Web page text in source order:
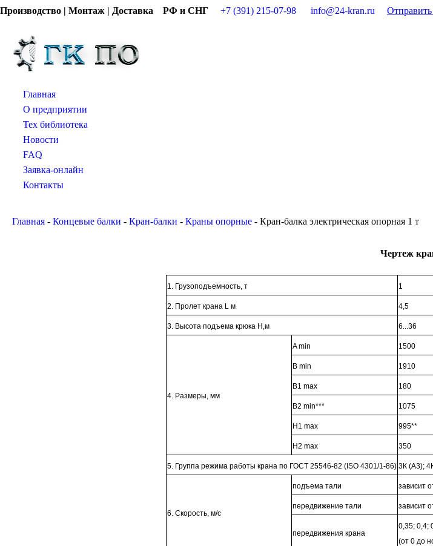
Производство | Монтаж | Доставка РФ и СНГ +7 (391) 215-07-98 info@24-kran.ru Отправить
Главная
О предприятии
Тех библиотека
Новости
FAQ
Заявка-онлайн
Контакты
Главная - Концевые балки - Кран-балки - Краны опорные - Кран-балка электрическая опорная 1 т
Чертеж
1. Грузоподъемность, т 1
2. Пролет крана L м 4,5
3. Высота подъема крюка H,м 6...36
4. Размеры, мм
A min 1500
B min 1910
B1 max 180
B2 min*** 1075
H1 max 995**
H2 max 350
5. Группа режима работы крана по ГОСТ 25546-82 (ISO 4301/1-86) 3К (А3);
6. Скорость, м/с
подъема тали зависит
передвижение тали зависит
передвижения крана
0,35; 0,4;
(от 0 до